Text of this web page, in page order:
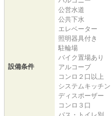
設備条件
公営水道
公共下水
エレベーター
照明器具付き
駐輪場
バイク置場あり
アルコーブ
コンロ２口以上
システムキッチン
ディスポーザー
コンロ３口